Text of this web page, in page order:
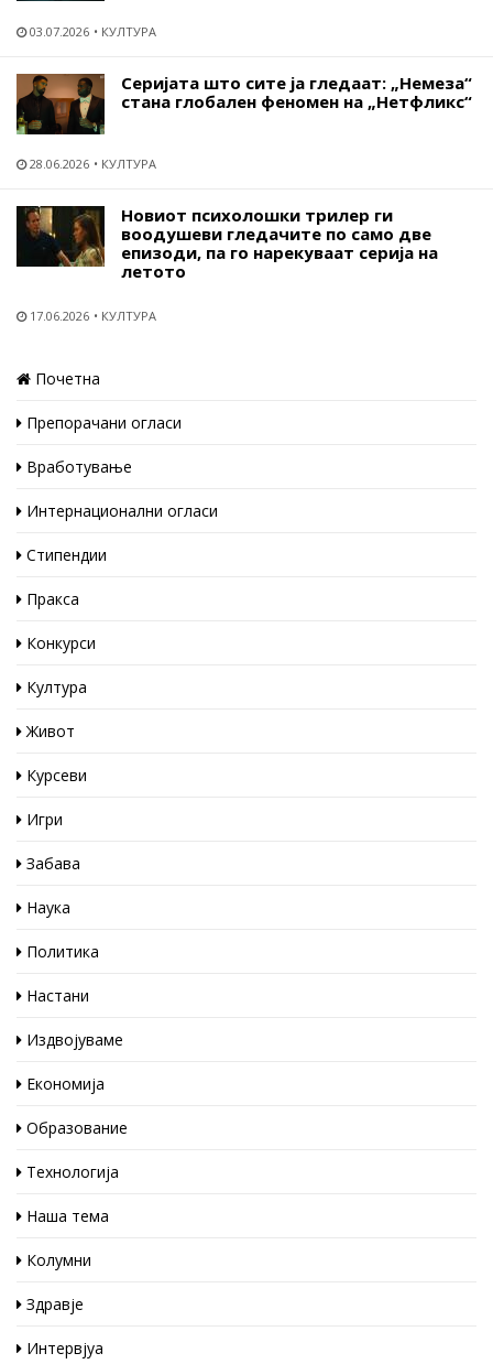
03.07.2026 КУЛТУРА
Серијата што сите ја гледаат: „Немеза“
стана глобален феномен на „Нетфликс“
28.06.2026 КУЛТУРА
Новиот психолошки трилер ги
воодушеви гледачите по само две
епизоди, па го нарекуваат серија на
летото
17.06.2026 КУЛТУРА
Почетна
Препорачани огласи
Вработување
Интернационални огласи
Стипендии
Пракса
Конкурси
Култура
Живот
Курсеви
Игри
Забава
Наука
Политика
Настани
Издвојуваме
Економија
Образование
Технологија
Наша тема
Колумни
Здравје
Интервјуа